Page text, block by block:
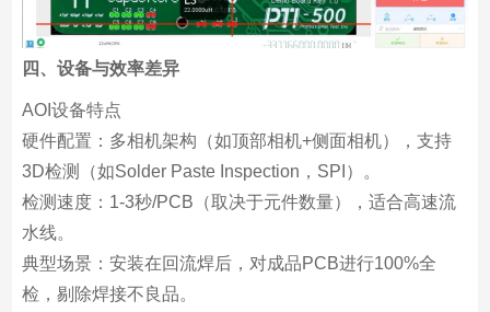
四、设备与效率差异
AOI设备特点
硬件配置：多相机架构（如顶部相机+侧面相机），支持
3D检测（如Solder Paste Inspection，SPI）。
检测速度：1-3秒/PCB（取决于元件数量），适合高速流
水线。
典型场景：安装在回流焊后，对成品PCB进行100%全
检，剔除焊接不良品。